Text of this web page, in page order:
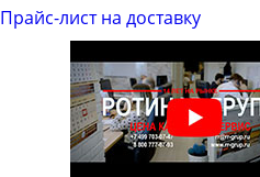
Прайс-лист на доставку